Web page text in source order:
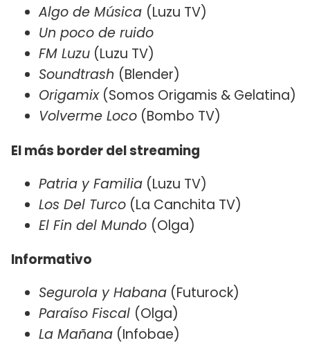
Algo de Música (Luzu TV)
Un poco de ruido
FM Luzu (Luzu TV)
Soundtrash (Blender)
Origamix(Somos Origamis & Gelatina)
Volverme Loco (Bombo TV)
El más border del streaming
Patria y Familia (Luzu TV)
Los Del Turco (La Canchita TV)
El Fin del Mundo (Olga)
Informativo
Segurola y Habana (Futurock)
Paraíso Fiscal (Olga)
La Mañana (Infobae)